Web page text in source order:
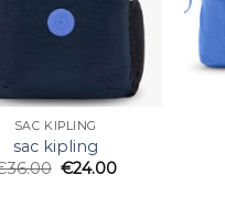
SAC KIPLING
sac kipling
36.00 €24.00